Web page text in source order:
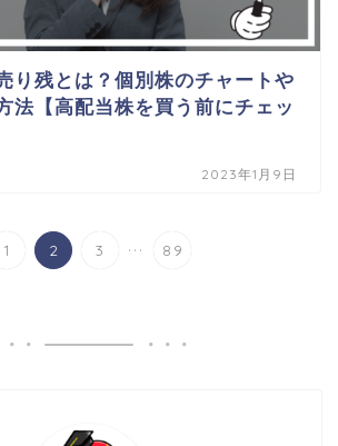
り残とは？個別株のチャートや
法【高配当株を買う前にチェッ
2023年1月9日
1 2 3 ... 89